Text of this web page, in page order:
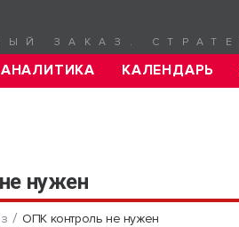
ЗАКАЗ.
АНАЛИТИКА КАЛЕНДАРЬ
нужен
ОПК контроль не нужен